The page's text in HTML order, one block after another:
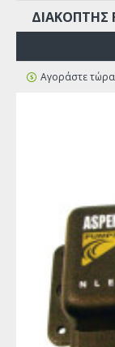
ΔΙΑΚΟΠΤΗΣ
Αγοράστε τώρα